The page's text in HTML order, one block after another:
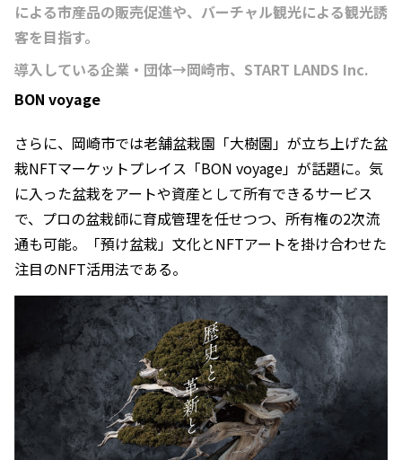
による市産品の販売促進や、バーチャル観光による観光誘
客を目指す。
導入している企業・団体→岡崎市、START LANDS Inc.
BON voyage
さらに、岡崎市では老舗盆栽園「大樹園」が立ち上げた盆
栽NFTマーケットプレイス「BON voyage」が話題に。気
に入った盆栽をアートや資産として所有できるサービス
で、プロの盆栽師に育成管理を任せつつ、所有権の2次流
通も可能。「預け盆栽」文化とNFTアートを掛け合わせた
注目のNFT活用法である。